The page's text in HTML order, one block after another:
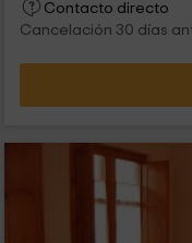
Contacto directo
Cancelación 30 días